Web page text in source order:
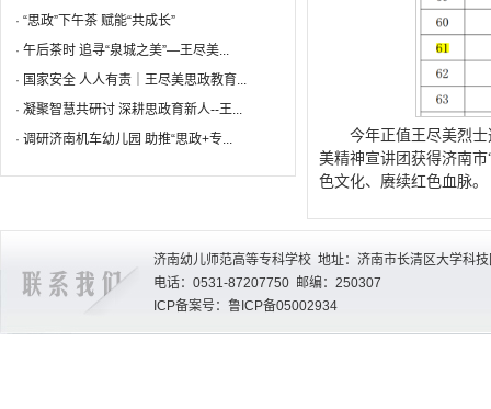
· “思政”下午茶 赋能“共成长”
· 午后茶时 追寻“泉城之美”—王尽美...
· 国家安全 人人有责｜王尽美思政教育...
· 凝聚智慧共研讨 深耕思政育新人--王...
· 调研济南机车幼儿园 助推“思政+专...
今年正值王尽美烈
美精神宣讲团获得济南
色文化、赓续红色血脉。
济南幼儿师范高等专科学校 地址：济南市长清区大学科
电话：0531-87207750 邮编：250307
ICP备案号：鲁ICP备05002934